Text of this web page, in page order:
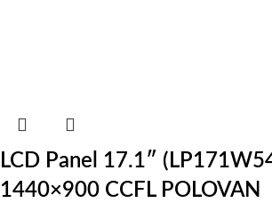
LCD Panel 17.1″
1440×900 CCFL POLOVAN